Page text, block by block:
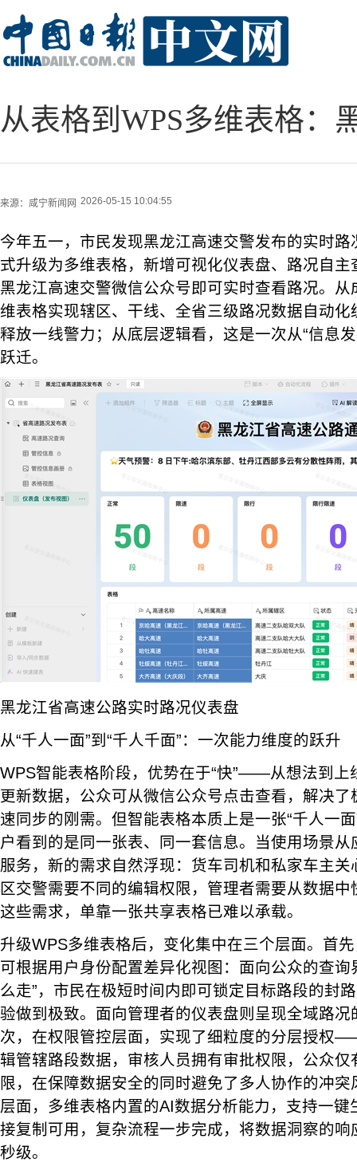
从表格到WPS多维表格：
来源： 咸宁新闻网 2026-05-15 10:04:55
今年五一，市民发现黑龙江高速交警发布的实时
式升级为多维表格，新增可视化仪表盘、路况自
黑龙江高速交警微信公众号即可实时查看路况。
维表格实现辖区、干线、全省三级路况数据自动
释放一线警力；从底层逻辑看，这是一次从“信息
跃迁。
黑龙江省高速公路实时路况仪表盘
从“千人一面”到“千人千面”：一次能力维度的跃升
WPS智能表格阶段，优势在于“快”——从想法到上
更新数据，公众可从微信公众号点击查看，解决
速同步的刚需。但智能表格本质上是一张“千人一
户看到的是同一张表、同一套信息。当使用场景
服务，新的需求自然浮现：货车司机和私家车主
区交警需要不同的编辑权限，管理者需要从数据
这些需求，单靠一张共享表格已难以承载。
升级WPS多维表格后，变化集中在三个层面。首
可根据用户身份配置差异化视图：面向公众的查询
么走”，市民在极短时间内即可锁定目标路段的封
验做到极致。面向管理者的仪表盘则呈现全域路
次，在权限管控层面，实现了细粒度的分层授权
辑管辖路段数据，审核人员拥有审批权限，公众
限，在保障数据安全的同时避免了多人协作的冲
层面，多维表格内置的AI数据分析能力，支持一键
接复制可用，复杂流程一步完成，将数据洞察的
秒级。